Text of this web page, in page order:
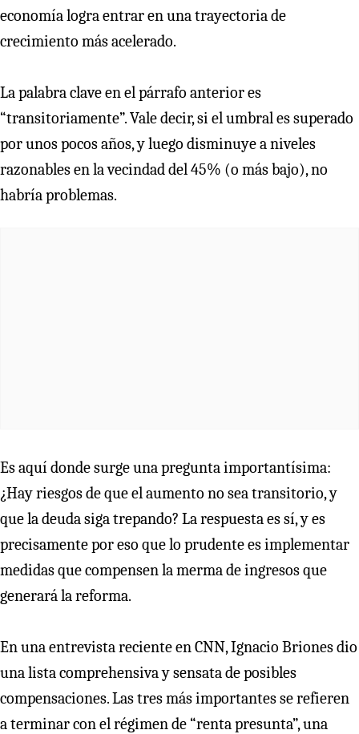
economía logra entrar en una trayectoria de
crecimiento más acelerado.
La palabra clave en el párrafo anterior es
“transitoriamente”. Vale decir, si el umbral es superado
por unos pocos años, y luego disminuye a niveles
razonables en la vecindad del 45% (o más bajo), no
habría problemas.
Es aquí donde surge una pregunta importantísima:
¿Hay riesgos de que el aumento no sea transitorio, y
que la deuda siga trepando? La respuesta es sí, y es
precisamente por eso que lo prudente es implementar
medidas que compensen la merma de ingresos que
generará la reforma.
En una entrevista reciente en CNN, Ignacio Briones dio
una lista comprehensiva y sensata de posibles
compensaciones. Las tres más importantes se refieren
a terminar con el régimen de “renta presunta”, una